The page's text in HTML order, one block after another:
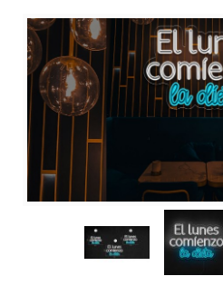
Cómo
poner el
texto en
varias
líneas
Cómo
de